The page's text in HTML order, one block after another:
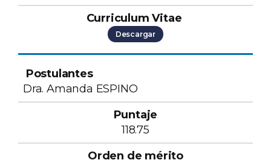
Descargar
Dra. Amanda ESPINO
118.75